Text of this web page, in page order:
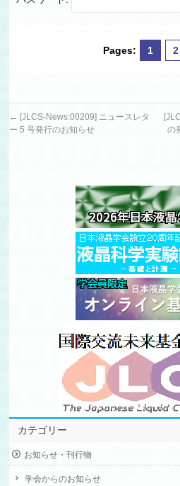
Pages: 1 2
← [JLCS-News:00209] ニュースレタ
ー 5 号発行のお知らせ
の
カテゴリー
お知らせ・刊行物
学会からのお知らせ